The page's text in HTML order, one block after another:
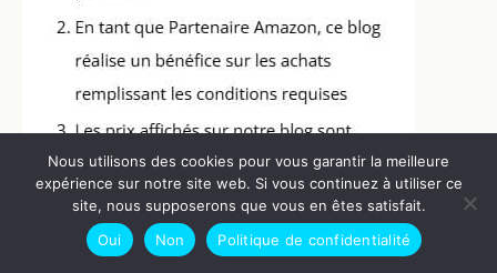
Copyright © 2026 Baby Proof
Nous utilisons des cookies pour vous garantir la meilleure
expérience sur notre site web. Si vous continuez à utiliser ce
site, nous supposerons que vous en êtes satisfait.
Oui
Non Politique de confidentialité